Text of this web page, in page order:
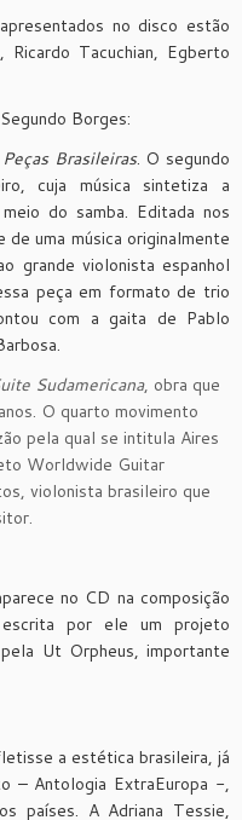
no disco estão
Ricardo Tacuchian, Egberto
Borges:
Brasileiras. O segundo
cuja música sintetiza a
do samba. Editada nos
uma música originalmente
grande violonista espanhol
peça em formato de trio
com a gaita de Pablo
Sudamericana, obra que
O quarto movimento
pela qual se intitula Aires
Worldwide Guitar
violonista brasileiro que
no CD na composição
por ele um projeto
Ut Orpheus, importante
a estética brasileira, já
– Antologia ExtraEuropa -,
países. A Adriana Tessie,